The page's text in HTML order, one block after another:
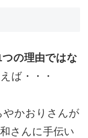
つの理由ではな
ば・・・
やかおりさんが
さんに手伝い